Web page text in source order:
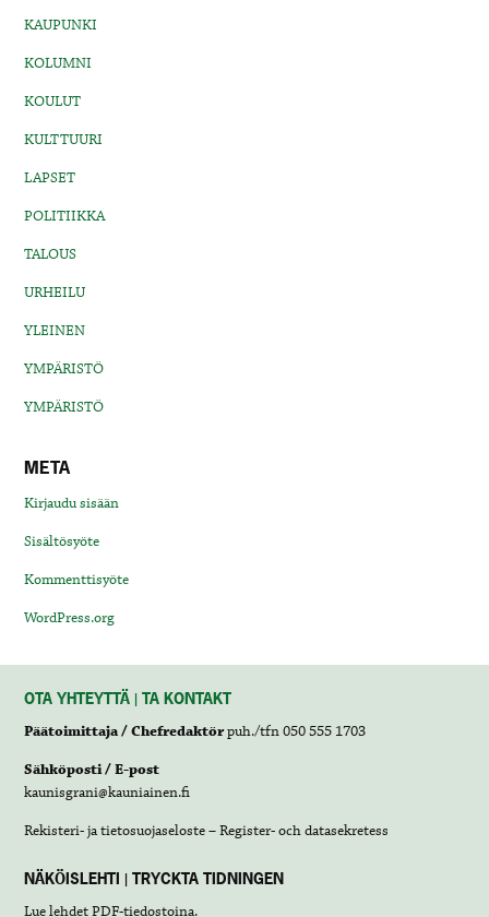
KAUPUNKI
KOLUMNI
KOULUT
KULTTUURI
LAPSET
POLITIIKKA
TALOUS
URHEILU
YLEINEN
YMPÄRISTÖ
YMPÄRISTÖ
META
Kirjaudu sisään
Sisältösyöte
Kommenttisyöte
WordPress.org
OTA YHTEYTTÄ | TA KONTAKT
Päätoimittaja / Chefredaktörpuh./tfn 050 555 1703
Sähköposti / E-post
kaunisgrani@kauniainen.fi
Rekisteri- ja tietosuojaseloste – Register- och datasekretess
NÄKÖISLEHTI | TRYCKTA TIDNINGEN
Lue lehdetPDF-tiedostoina.